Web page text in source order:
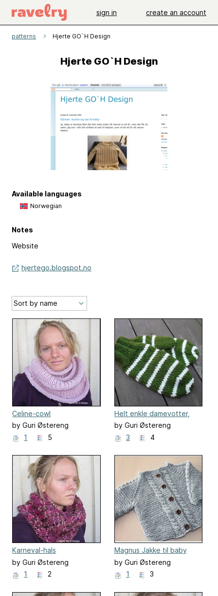
sign in create an account
patterns Hjerte GO`H Design
Hjerte GO`H Design
Available languages
Norwegian
Notes
Website
hjertego.blogspot.no
Celine-cowl
by Guri Østereng
Halvorsen
1 5
Helt enkle damevotter,
simple mittens
by Guri Østereng
Halvorsen
3 4
Karneval-hals
by Guri Østereng
Halvorsen
1 2
Magnus Jakke til baby
by Guri Østereng
Halvorsen
1 3